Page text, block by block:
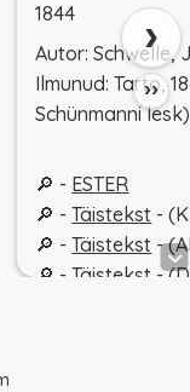
1844
Autor: Schwelle,
Ilmunud: Tarto,
Schünmanni lesk)
🔎 - ESTER
🔎 -Täistekst -
🔎 -Täistekst -
🔎 -Täistekst -
››
›